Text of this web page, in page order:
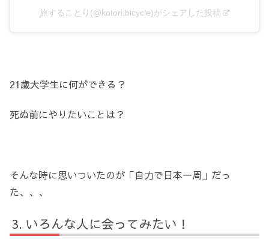
旅することり(@kotori.bicycle)がシェアした投稿
21歳大学生に何ができる？
死ぬ前にやりたいことは？
そんな時に思いついたのが「自力で日本一周」だっ
た、、、
いろんな人に会ってみたい！